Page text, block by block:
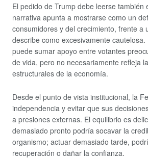
El pedido de Trump debe leerse también
narrativa apunta a mostrarse como un
consumidores y del crecimiento, frente a
describe como excesivamente cautelosa.
puede sumar apoyo entre votantes
de vida, pero no necesariamente refleja
estructurales de la economía.
Desde el punto de vista institucional, la
independencia y evitar que sus
a presiones externas. El equilibrio es
demasiado pronto podría socavar la
organismo; actuar demasiado tarde,
recuperación o dañar la confianza.